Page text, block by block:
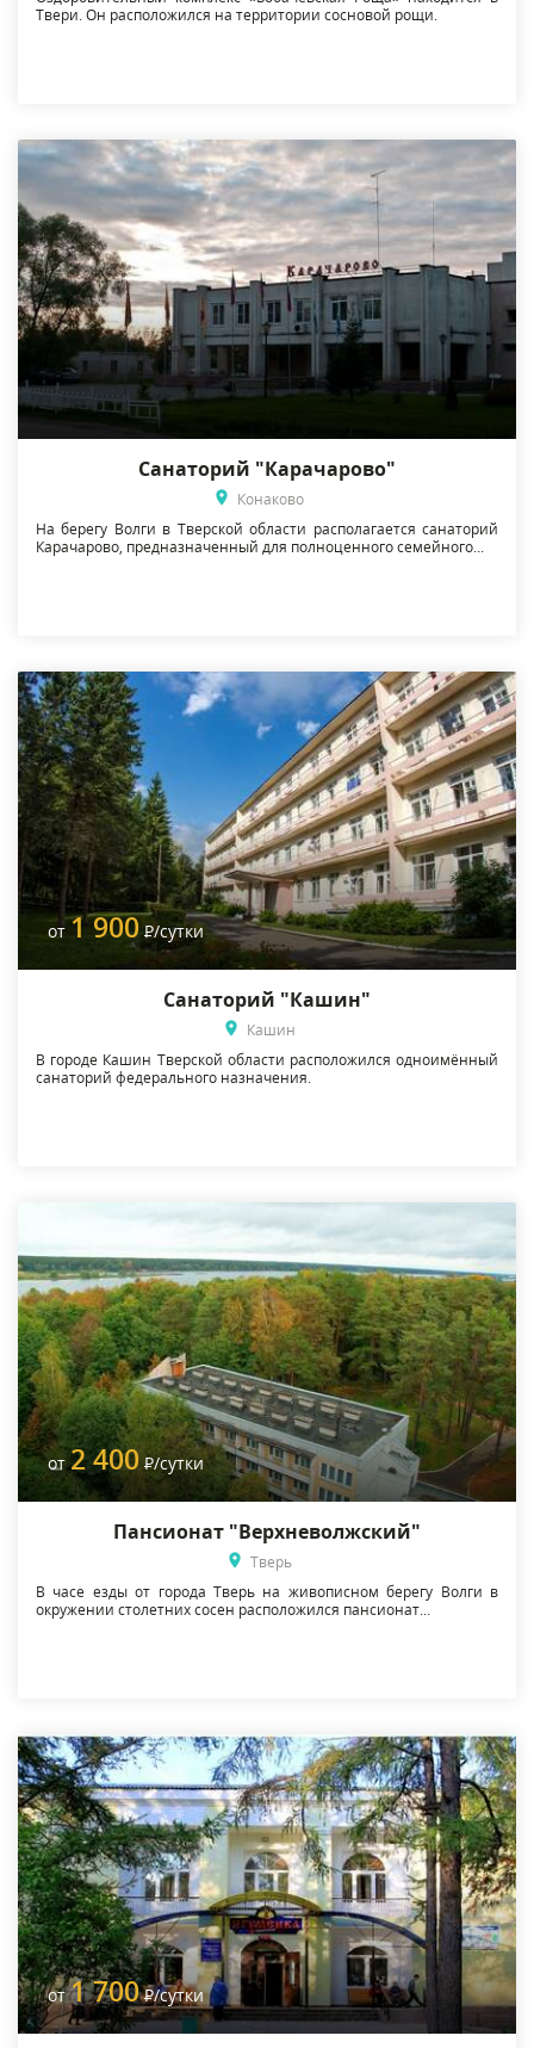
Твери. Он расположился на территории сосновой рощи.
Санаторий "Карачарово"
Конаково
На берегу Волги в Тверской области располагается санаторий
Карачарово, предназначенный для полноценного семейного...
от 1 900 Р/сутки
Санаторий "Кашин"
Кашин
В городе Кашин Тверской области расположился одноимённый
санаторий федерального назначения.
от2 400 Р/сутки
Пансионат "Верхневолжский"
Тверь
В часе езды от города Тверь на живописном берегу Волги в
окружении столетних сосен расположился пансионат...
от1 700 Р/сутки